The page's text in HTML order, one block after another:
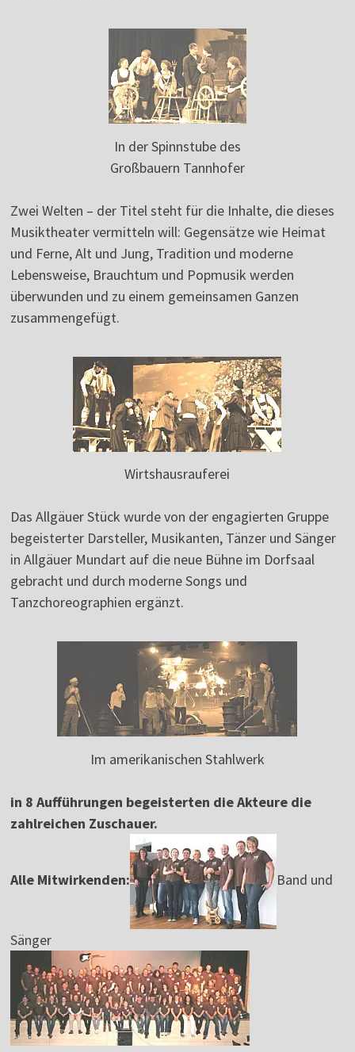
In der Spinnstube des
Großbauern Tannhofer
Zwei Welten – der Titel steht für die Inhalte, die dieses
Musiktheater vermitteln will: Gegensätze wie Heimat
und Ferne, Alt und Jung, Tradition und moderne
Lebensweise, Brauchtum und Popmusik werden
überwunden und zu einem gemeinsamen Ganzen
zusammengefügt.
Wirtshausrauferei
Das Allgäuer Stück wurde von der engagierten Gruppe
begeisterter Darsteller, Musikanten, Tänzer und Sänger
in Allgäuer Mundart auf die neue Bühne im Dorfsaal
gebracht und durch moderne Songs und
Tanzchoreographien ergänzt.
Im amerikanischen Stahlwerk
in 8 Aufführungen begeisterten die Akteure die
zahlreichen Zuschauer.
Alle Mitwirkenden: Band und
Sänger